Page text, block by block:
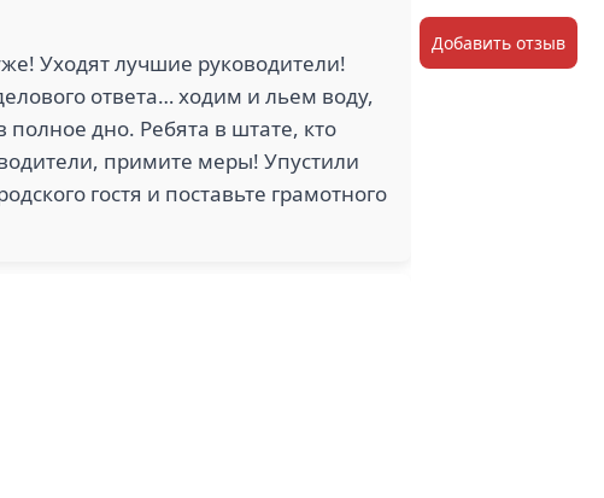
Уходят лучшие руководители!
ответа… ходим и льем воду,
дно. Ребята в штате, кто
примите меры! Упустили
гостя и поставьте грамотного
Добавить отзыв